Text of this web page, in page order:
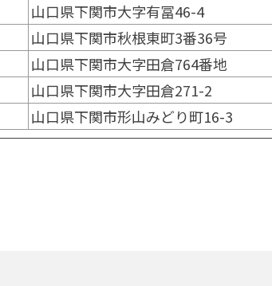
山口県下関市大字有冨46-4
山口県下関市秋根東町3番36号
山口県下関市大字田倉764番地
山口県下関市大字田倉271-2
山口県下関市形山みどり町16-3